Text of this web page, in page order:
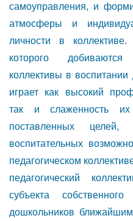
самоуправления, и
атмосферы и
личности в
которого
коллективы в
играет как высокий
так и слаженность
поставленных
воспитательных
педагогическом
педагогический
субъекта
дошкольников